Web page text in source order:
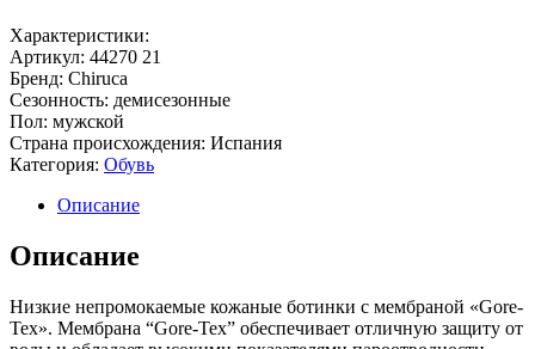
Характеристики:
Артикул: 44270 21
Бренд: Chiruca
Сезонность: демисезонные
Пол: мужской
Страна происхождения: Испания
Категория: Обувь
Описание
Описание
Низкие непромокаемые кожаные ботинки с мембраной «Gore-
Tex». Мембрана “Gore-Tex” обеспечивает отличную защиту от